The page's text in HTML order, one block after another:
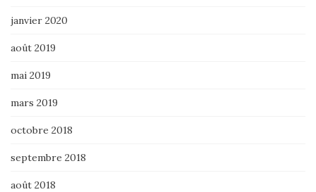
janvier 2020
août 2019
mai 2019
mars 2019
octobre 2018
septembre 2018
août 2018